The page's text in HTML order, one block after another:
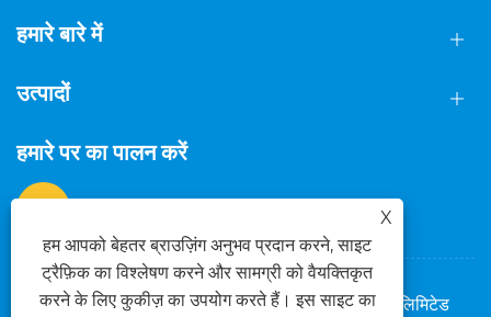
हमारे बारे में
उत्पादों
हमारे पर का पालन करें
कॉपीराइट © 2025 फोशान दासी मेटल टेक्नोलॉजी कंपनी लिमिटेड
X
हम आपको बेहतर ब्राउज़िंग अनुभव प्रदान करने, साइट
ट्रैफ़िक का विश्लेषण करने और सामग्री को वैयक्तिकृत
करने के लिए कुकीज़ का उपयोग करते हैं। इस साइट का